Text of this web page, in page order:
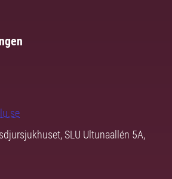
SLU Ultunaallén 5A,